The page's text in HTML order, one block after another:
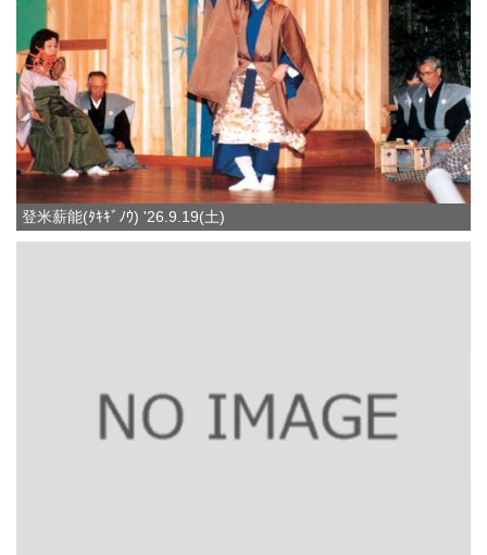
登米薪能(ﾀｷｷﾞﾉｳ) '26.9.19(土)